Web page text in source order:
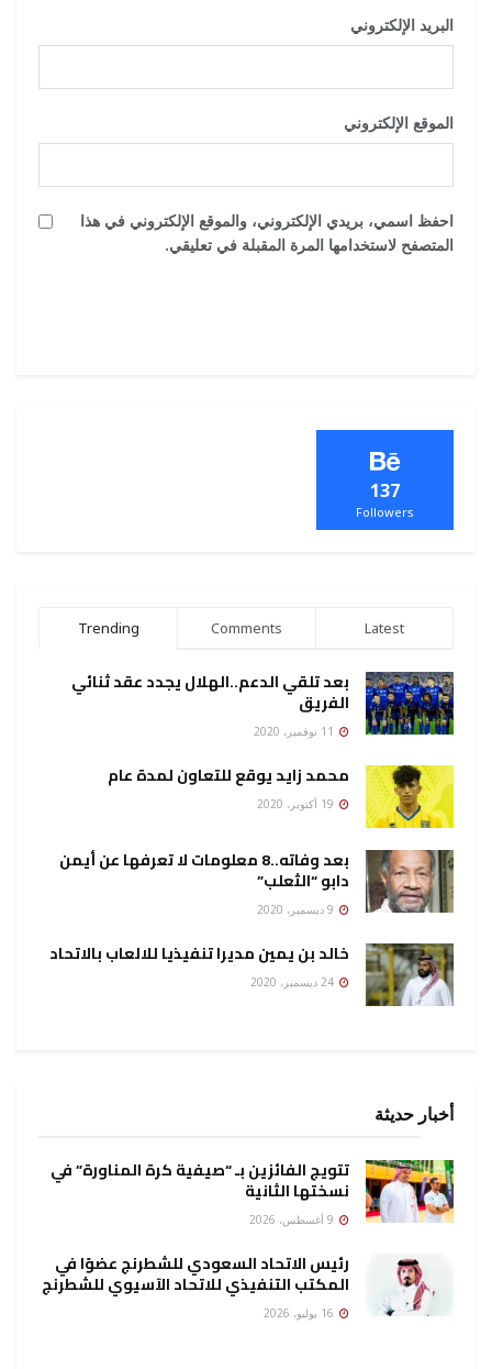
البريد الإلكتروني
الموقع الإلكتروني
احفظ اسمي، بريدي الإلكتروني، والموقع الإلكتروني في هذا
المتصفح لاستخدامها المرة المقبلة في تعليقي.
137
Followers
Trending Comments Latest
بعد تلقي الدعم..الهلال يجدد عقد ثنائي
الفريق
محمد زايد يوقع للتعاون لمدة عام
بعد وفاته..8 معلومات لا تعرفها عن أيمن
دابو “الثعلب”
خالد بن يمين مديرا تنفيذيا للالعاب بالاتحاد
أخبار حديثة
تتويج الفائزين بـ “صيفية كرة المناورة” في
نسختها الثانية
رئيس الاتحاد السعودي للشطرنج عضوًا في
المكتب التنفيذي للاتحاد الآسيوي للشطرنج